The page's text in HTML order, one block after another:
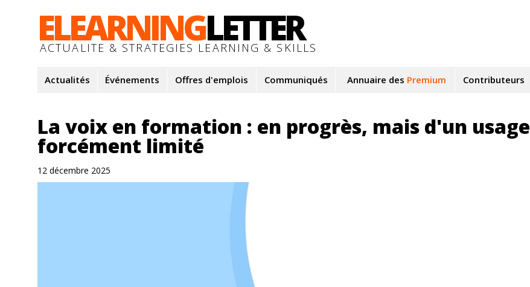
ELEARNINGLETTER
ACTUALITE & STRATEGIES LEARNING & SKILLS
Actualités Événements Offres d'emplois Communiqués Annuaire des Premium Contributeurs
La voix en formation : en progrès, mais d'un usage
forcément limité
12 décembre 2025